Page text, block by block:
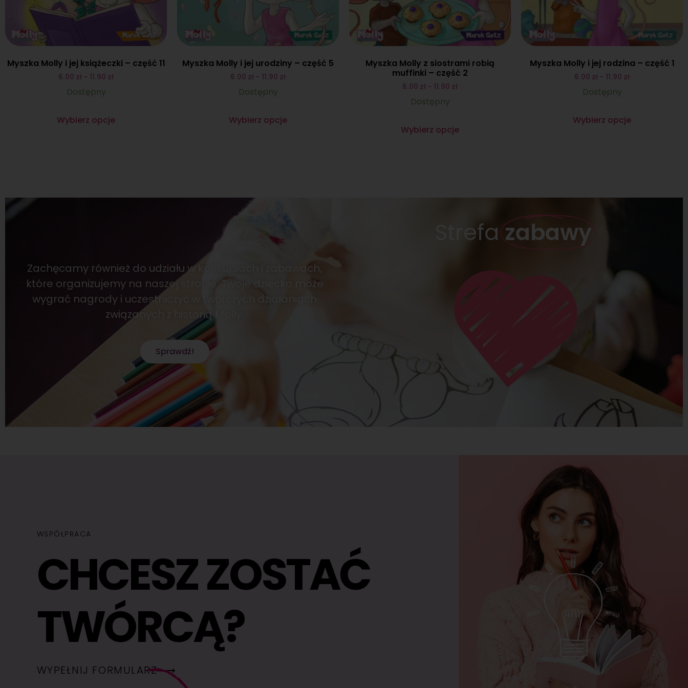
Myszka Molly i jej książeczki – część 11
6.00 zł – 11.90 zł
Dostępny
Wybierz opcje
Myszka Molly i jej urodziny – część 5
6.00 zł – 11.90 zł
Dostępny
Wybierz opcje
Myszka Molly z siostrami robią
muffinki – część 2
6.00 zł – 11.90 zł
Dostępny
Wybierz opcje
Myszka Molly i jej rodzina – część 1
6.00 zł – 11.90 zł
Dostępny
Wybierz opcje
Zachęcamy również do udziału w konkursach i zabawach,
które organizujemy na naszej stronie. Twoje dziecko może
wygrać nagrody i uczestniczyć w twórczych działaniach
związanych z historią Molly.
Sprawdź!
Strefa zabawy
WSPÓŁPRACA
CHCESZ ZOSTAĆ
TWÓRCĄ?
WYPEŁNIJ FORMULARZ ⟶